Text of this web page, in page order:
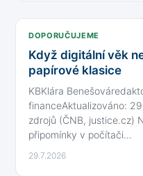
DOPORUČUJEME
Když digitální věk
papírové klasice
KBKlára
financeAktualizováno:
zdrojů (ČNB, justice.cz)
připomínky v počítači…
29.7.2026